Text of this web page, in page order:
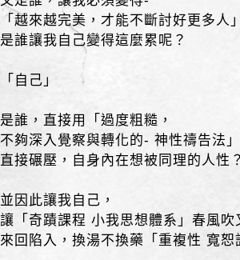
「越來越完美，才能不斷討好更多人
是誰讓我自己變得這麼累呢？
「自己」
是誰，直接用「過度粗糙，
不夠深入覺察與轉化的- 神性禱告法
直接碾壓，自身內在想被同理的人性
並因此讓我自己，
讓「奇蹟課程 小我思想體系」春風吹
來回陷入，換湯不換藥「重複性 寬恕